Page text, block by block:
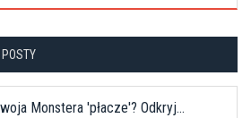
POSTY
Monstera 'płacze'? Odkryj...